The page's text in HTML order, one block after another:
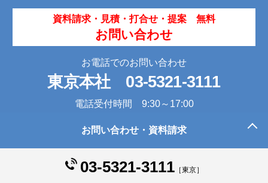
お問い合わせ・資料請求
03-5321-3111［東京］
資料請求・見積・打合せ・提案 無料
お問い合わせ
お電話でのお問い合わせ
東京本社 03-5321-3111
電話受付時間 9:30～17:00
このページの先頭へ